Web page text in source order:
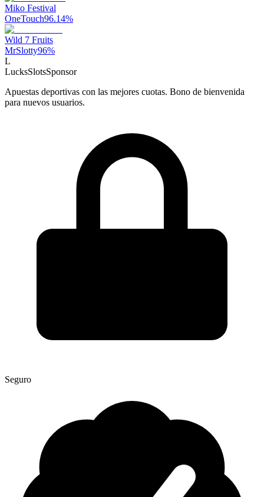
Miko Festival
OneTouch96.14%
Wild 7 Fruits
MrSlotty96%
L
LucksSlotsSponsor
Apuestas deportivas con las mejores cuotas. Bono de bienvenida
para nuevos usuarios.
Seguro